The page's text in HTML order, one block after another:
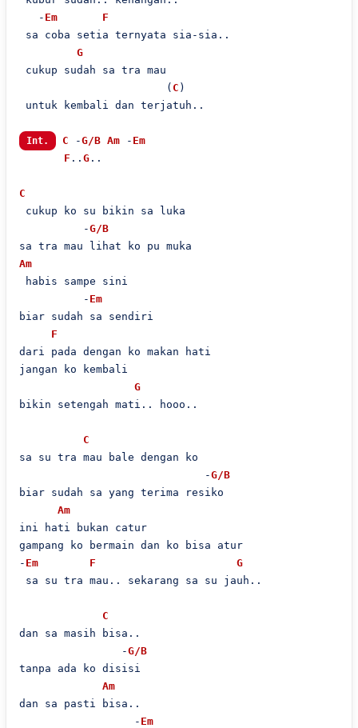
   -
Em
F
sa coba setia ternyata sia-sia..
G
cukup sudah sa tra mau
                       (
C )
untuk kembali dan terjatuh..
Int. C -G/B Am - Em
F .. G..
C
cukup ko su bikin sa luka
          -
G/B
Am
habis sampe sini
          -
Em
biar sudah sa sendiri
F
dari pada dengan ko makan hati
jangan ko kembali
G
bikin setengah mati.. hooo..
C
sa su tra mau bale dengan ko
                             -
G/B
biar sudah sa yang terima resiko
Am
ini hati bukan catur
gampang ko bermain dan ko bisa atur
- Em F
G
sa su tra mau.. sekarang sa su jauh..
C
dan sa masih bisa..
                -
G/B
tanpa ada ko disisi
Am
dan sa pasti bisa..
                  -
Em